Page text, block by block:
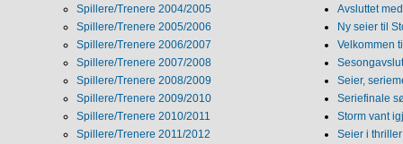
Spillere/Trenere 2004/2005
Spillere/Trenere 2005/2006
Spillere/Trenere 2006/2007
Spillere/Trenere 2007/2008
Spillere/Trenere 2008/2009
Spillere/Trenere 2009/2010
Spillere/Trenere 2010/2011
Spillere/Trenere 2011/2012
Avsluttet
Ny seier til
Velkommen
Seier,
Seriefinale
Storm vant
Seier i